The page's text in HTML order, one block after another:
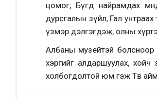
цомог, Бүгд найрамдах
дурсгалын зүйл, Гал
үзмэр дэлгэгдэж, олны
Албаны музейтэй болсноор
хэргийг алдаршуулах,
холбогдолтой юм гэж Төв